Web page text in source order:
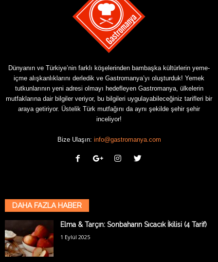
Dünyanın ve Türkiye’nin farklı köşelerinden bambaşka kültürlerin yeme-
içme alışkanlıklarını derledik ve Gastromanya’yı oluşturduk! Yemek
tutkunlarının yeni adresi olmayı hedefleyen Gastromanya, ülkelerin
mutfaklarına dair bilgiler veriyor, bu bilgileri uygulayabileceğiniz tarifleri bir
araya getiriyor. Üstelik Türk mutfağını da aynı şekilde şehir şehir
inceliyor!
Bize Ulaşın: info@gastromanya.com
DAHA FAZLA HABER
Elma & Tarçın: Sonbaharın Sıcacık İkilisi (4 Tarif)
1 Eylül 2025